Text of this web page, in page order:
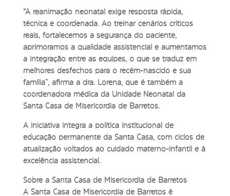
“A reanimação neonatal exige resposta rápida,
técnica e coordenada. Ao treinar cenários críticos
reais, fortalecemos a segurança do paciente,
aprimoramos a qualidade assistencial e aumentamos
a integração entre as equipes, o que se traduz em
melhores desfechos para o recém-nascido e sua
família”, afirma a dra. Lorena, que é também a
coordenadora médica da Unidade Neonatal da
Santa Casa de Misericórdia de Barretos.
A iniciativa integra a política institucional de
educação permanente da Santa Casa, com ciclos de
atualização voltados ao cuidado materno-infantil e à
excelência assistencial.
Sobre a Santa Casa de Misericórdia de Barretos
A Santa Casa de Misericórdia de Barretos é